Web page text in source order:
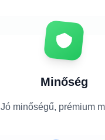
Minőség
Jó minőségű, prémium